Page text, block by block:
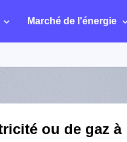
Marché de l'énergie